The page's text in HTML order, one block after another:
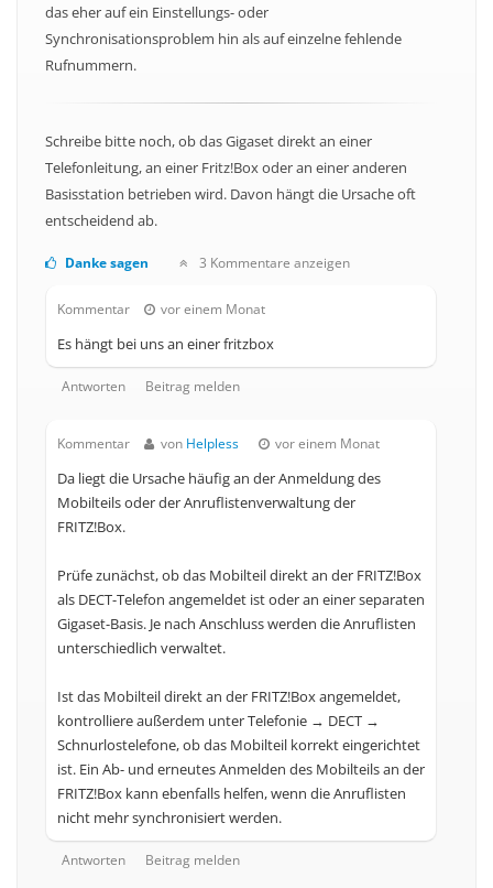
das eher auf ein Einstellungs- oder
Synchronisationsproblem hin als auf einzelne fehlende
Rufnummern.
Schreibe bitte noch, ob das Gigaset direkt an einer
Telefonleitung, an einer Fritz!Box oder an einer anderen
Basisstation betrieben wird. Davon hängt die Ursache oft
entscheidend ab.
Danke sagen 3 Kommentare anzeigen
Kommentar vor einem Monat
Es hängt bei uns an einer fritzbox
Antworten Beitrag melden
Kommentar von Helpless vor einem Monat
Da liegt die Ursache häufig an der Anmeldung des
Mobilteils oder der Anruflistenverwaltung der
FRITZ!Box.
Prüfe zunächst, ob das Mobilteil direkt an der FRITZ!Box
als DECT-Telefon angemeldet ist oder an einer separaten
Gigaset-Basis. Je nach Anschluss werden die Anruflisten
unterschiedlich verwaltet.
Ist das Mobilteil direkt an der FRITZ!Box angemeldet,
kontrolliere außerdem unter Telefonie → DECT →
Schnurlostelefone, ob das Mobilteil korrekt eingerichtet
ist. Ein Ab- und erneutes Anmelden des Mobilteils an der
FRITZ!Box kann ebenfalls helfen, wenn die Anruflisten
nicht mehr synchronisiert werden.
Antworten Beitrag melden